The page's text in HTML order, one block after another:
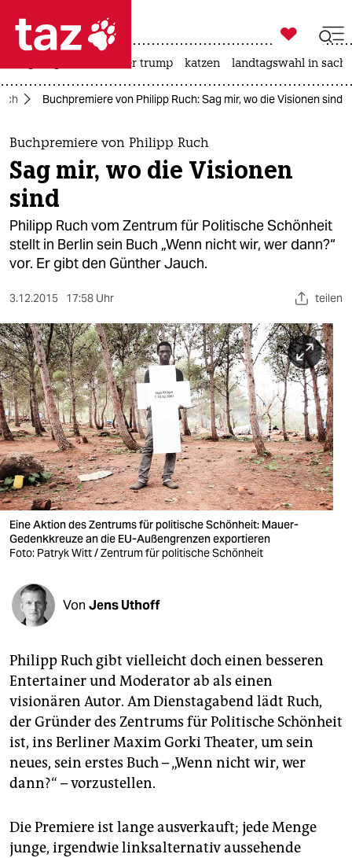
 taz zahl ich
taz zahl ich
themen
politik
öko
gesellschaft
sport
berlin
nord
wahrheit
verlag
verlag
veranstaltungen
shop
fragen & hilfe
unterstützen
genossenschaft
epaper login

taz zahl ich
usa unter trump katzen landtagswahl in
Buchpremiere von Philipp Ruch: Sag mir, wo die Visionen sind
Buchpremiere von Philipp Ruch
Sag mir, wo die Visionen
sind
Philipp Ruch vom Zentrum für Politische Schönheit
stellt in Berlin sein Buch „Wenn nicht wir, wer dann?“
vor. Er gibt den Günther Jauch.
3.12.2015 17:58 Uhr teilen
Eine Aktion des Zentrums für politische Schönheit: Mauer-
Gedenkkreuze an die EU-Außengrenzen exportieren
Foto: Patryk Witt / Zentrum für politische Schönheit
Von Jens Uthoff
Philipp Ruch gibt vielleicht doch einen besseren
Entertainer und Moderator ab als einen
visionären Autor. Am Dienstagabend lädt Ruch,
der Gründer des Zentrums für Politische Schönheit
ist, ins Berliner Maxim Gorki Theater, um sein
neues, sein erstes Buch – „Wenn nicht wir, wer
dann?“ – vorzustellen.
Die Premiere ist lange ausverkauft; jede Menge
junge, irgendwie linksalternativ aussehende